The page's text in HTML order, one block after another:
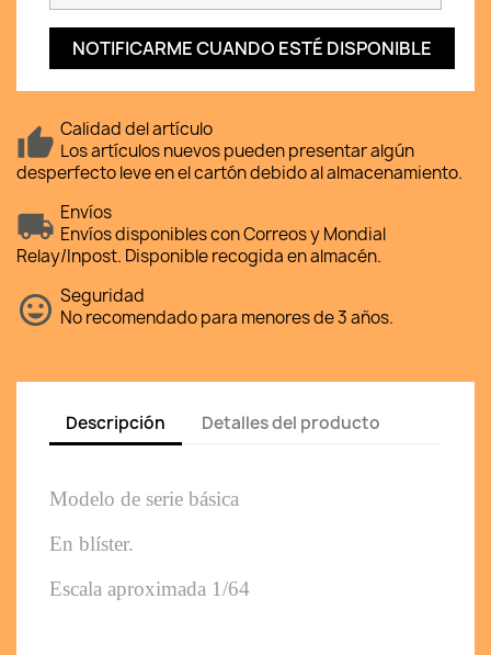
NOTIFICARME CUANDO ESTÉ DISPONIBLE
Calidad del artículo
Los artículos nuevos pueden presentar algún
desperfecto leve en el cartón debido al almacenamiento.
Envíos
Envíos disponibles con Correos y Mondial
Relay/Inpost. Disponible recogida en almacén.
Seguridad
No recomendado para menores de 3 años.
Descripción Detalles del producto
Modelo de serie básica
En blíster.
Escala aproximada 1/64